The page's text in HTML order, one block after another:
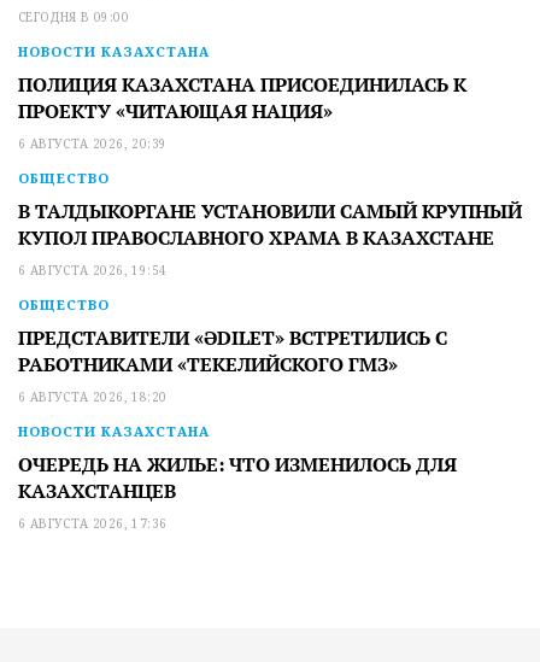
СЕГОДНЯ В 09:00
НОВОСТИ КАЗАХСТАНА
ПОЛИЦИЯ КАЗАХСТАНА ПРИСОЕДИНИЛАСЬ К
ПРОЕКТУ «ЧИТАЮЩАЯ НАЦИЯ»
6 АВГУСТА 2026, 20:39
ОБЩЕСТВО
В ТАЛДЫКОРГАНЕ УСТАНОВИЛИ САМЫЙ КРУПНЫЙ
КУПОЛ ПРАВОСЛАВНОГО ХРАМА В КАЗАХСТАНЕ
6 АВГУСТА 2026, 19:54
ОБЩЕСТВО
ПРЕДСТАВИТЕЛИ «ӘDILET» ВСТРЕТИЛИСЬ С
РАБОТНИКАМИ «ТЕКЕЛИЙСКОГО ГМЗ»
6 АВГУСТА 2026, 18:20
НОВОСТИ КАЗАХСТАНА
ОЧЕРЕДЬ НА ЖИЛЬЕ: ЧТО ИЗМЕНИЛОСЬ ДЛЯ
КАЗАХСТАНЦЕВ
6 АВГУСТА 2026, 17:36